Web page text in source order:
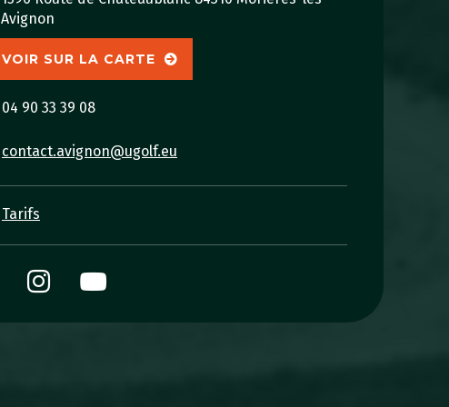
Avignon
VOIR SUR LA CARTE
04 90 33 39 08
contact.avignon@ugolf.eu
Tarifs